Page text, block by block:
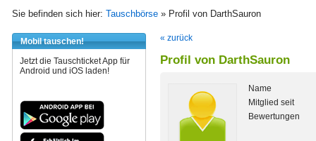
Sie befinden sich hier: Tauschbörse » Profil von DarthSauron
Mobil tauschen!
Jetzt die Tauschticket App für
Android und iOS laden!
« zurück
Profil von DarthSauron
Name
Mitglied seit
Bewertungen